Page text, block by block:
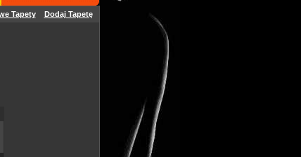
Tapety
Dodaj Tapetę